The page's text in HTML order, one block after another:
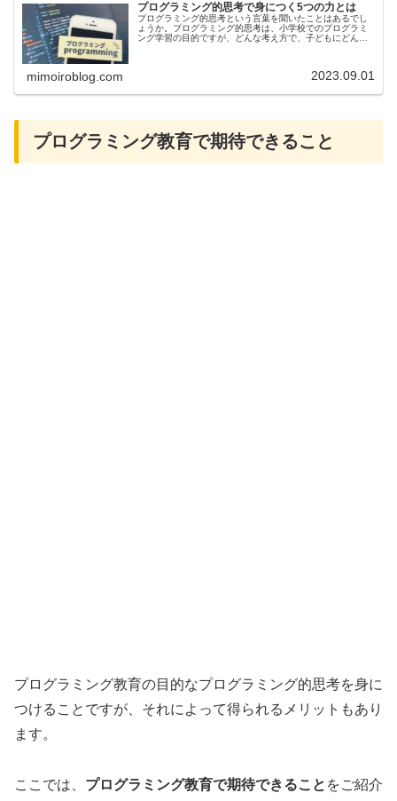
プログラミング的思考で身につく5つの力とは
プログラミング的思考という言葉を聞いたことはあるでし
ょうか。プログラミング的思考は、小学校でのプログラミ
ング学習の目的ですが、どんな考え方で、子どもにどんな
mimoiroblog.com 2023.09.01
プログラミング教育で期待できること
プログラミング教育の目的なプログラミング的思考を身に
つけることですが、それによって得られるメリットもあり
ます。
ここでは、 プログラミング教育で期待できること をご紹介